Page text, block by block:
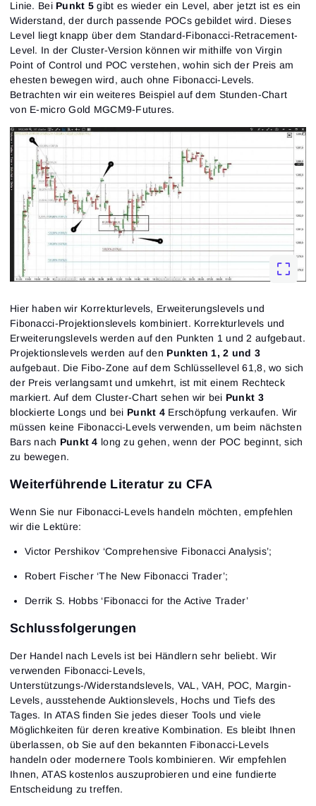
Linie. Bei Punkt 5 gibt es wieder ein Level, aber jetzt ist es ein
Widerstand, der durch passende POCs gebildet wird. Dieses
Level liegt knapp über dem Standard-Fibonacci-Retracement-
Level. In der Cluster-Version können wir mithilfe von Virgin
Point of Control und POC verstehen, wohin sich der Preis am
ehesten bewegen wird, auch ohne Fibonacci-Levels.
Betrachten wir ein weiteres Beispiel auf dem Stunden-Chart
von E-micro Gold MGCM9-Futures.
Hier haben wir Korrekturlevels, Erweiterungslevels und
Fibonacci-Projektionslevels kombiniert. Korrekturlevels und
Erweiterungslevels werden auf den Punkten 1 und 2 aufgebaut.
Projektionslevels werden auf den Punkten 1, 2 und 3
aufgebaut. Die Fibo-Zone auf dem Schlüssellevel 61,8, wo sich
der Preis verlangsamt und umkehrt, ist mit einem Rechteck
markiert. Auf dem Cluster-Chart sehen wir bei Punkt 3
blockierte Longs und bei Punkt 4Erschöpfung verkaufen. Wir
müssen keine Fibonacci-Levels verwenden, um beim nächsten
Bars nach Punkt 4 long zu gehen, wenn der POC beginnt, sich
zu bewegen.
Weiterführende Literatur zu CFA
Wenn Sie nur Fibonacci-Levels handeln möchten, empfehlen
wir die Lektüre:
Victor Pershikov ‘Comprehensive Fibonacci Analysis’;
Robert Fischer ‘The New Fibonacci Trader’;
Derrik S. Hobbs ‘Fibonacci for the Active Trader’
Schlussfolgerungen
Der Handel nach Levels ist bei Händlern sehr beliebt. Wir
verwenden Fibonacci-Levels,
Unterstützungs-/Widerstandslevels, VAL, VAH, POC, Margin-
Levels, ausstehende Auktionslevels, Hochs und Tiefs des
Tages. In ATAS finden Sie jedes dieser Tools und viele
Möglichkeiten für deren kreative Kombination. Es bleibt Ihnen
überlassen, ob Sie auf den bekannten Fibonacci-Levels
handeln oder modernere Tools kombinieren. Wir empfehlen
Ihnen, ATAS kostenlos auszuprobieren und eine fundierte
Entscheidung zu treffen.